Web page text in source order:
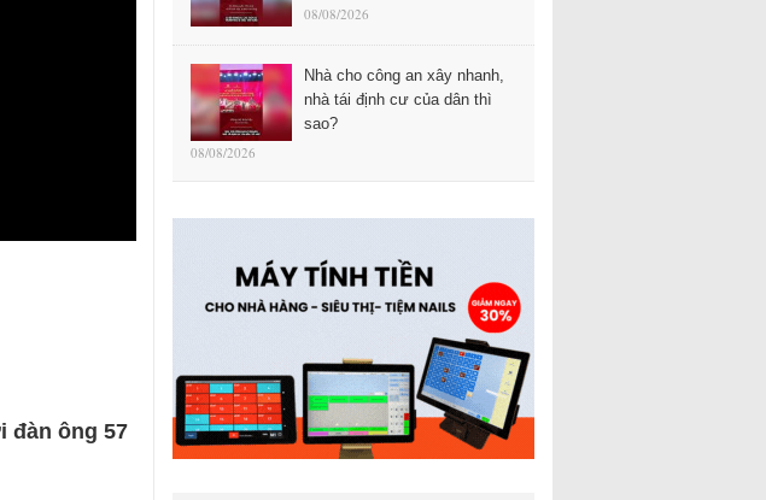
đàn ông 57
08/08/2026
Nhà cho công an xây nhanh,
nhà tái định cư của dân thì
sao?
08/08/2026